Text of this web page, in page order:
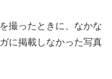
撮ったときに、なかな
に掲載しなかった写真